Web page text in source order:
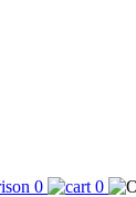
0 0